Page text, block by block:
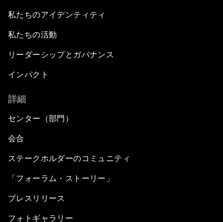
私たちのアイデンティティ
私たちの活動
リーダーシップとガバナンス
インパクト
詳細
センター（部門）
会合
ステークホルダーのコミュニティ
「フォーラム・ストーリー」
プレスリリース
フォトギャラリー